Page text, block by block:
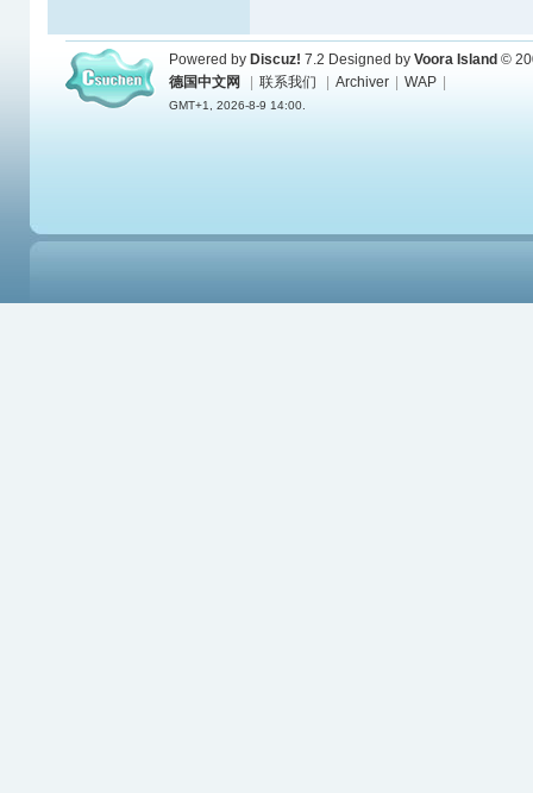
Powered by Discuz! 7.2 Designed by Voora Island ©
德国中文网
联系我们 Archiver WAP
GMT+1, 2026-8-9 14:00.